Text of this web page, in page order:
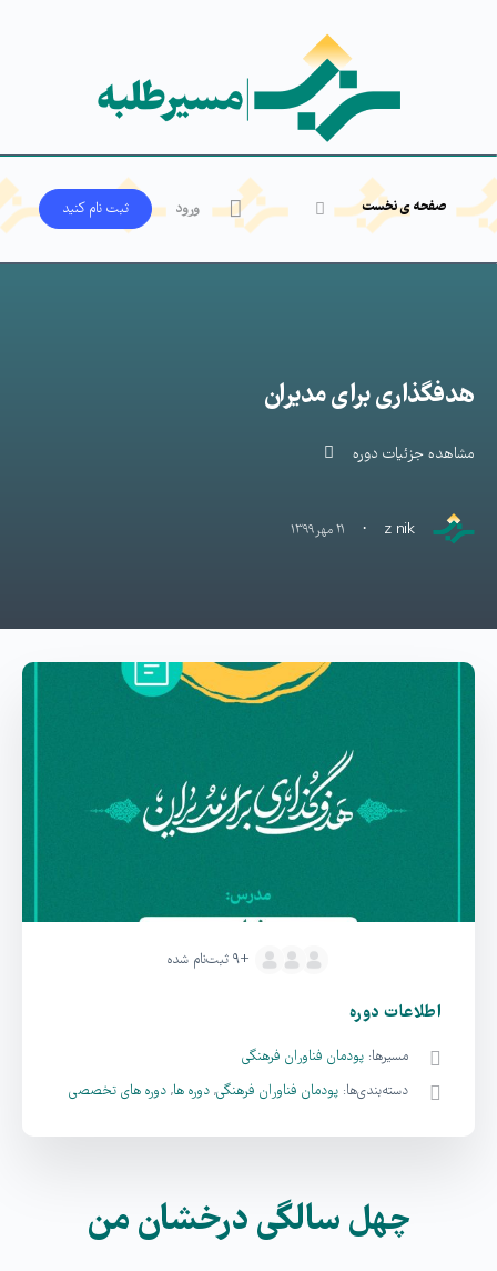
صفحه ی نخست ورود ثبت‌ نام کنید
هدفگذاری برای مدیران
مشاهده جزئیات دوره
z nik
· ۲۱ مهر ۱۳۹۹
چهل سالگی درخشان من
+۹ ثبت‌نام شده
اطلاعات دوره
مسیرها: پودمان فناوران فرهنگی
دسته‌بندی‌ها: پودمان فناوران فرهنگی, دوره ها, دوره های تخصصی